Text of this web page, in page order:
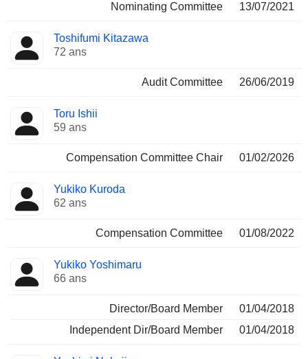
Nominating Committee
13/07/2021
Toshifumi Kitazawa
72 ans
Audit Committee 26/06/2019
Toru Ishii
59 ans
Compensation Committee Chair 01/02/2026
Yukiko Kuroda
62 ans
Compensation Committee 01/08/2022
Yukiko Yoshimaru
66 ans
Director/Board Member
01/04/2018
Independent Dir/Board Member
01/04/2018